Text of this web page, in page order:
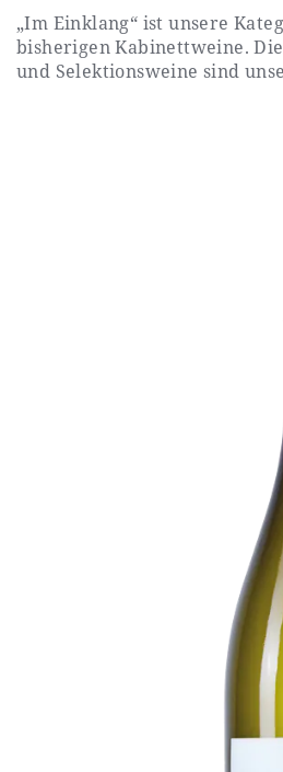
„Im Einklang“ ist unsere
bisherigen Kabinettweine.
und Selektionsweine sind